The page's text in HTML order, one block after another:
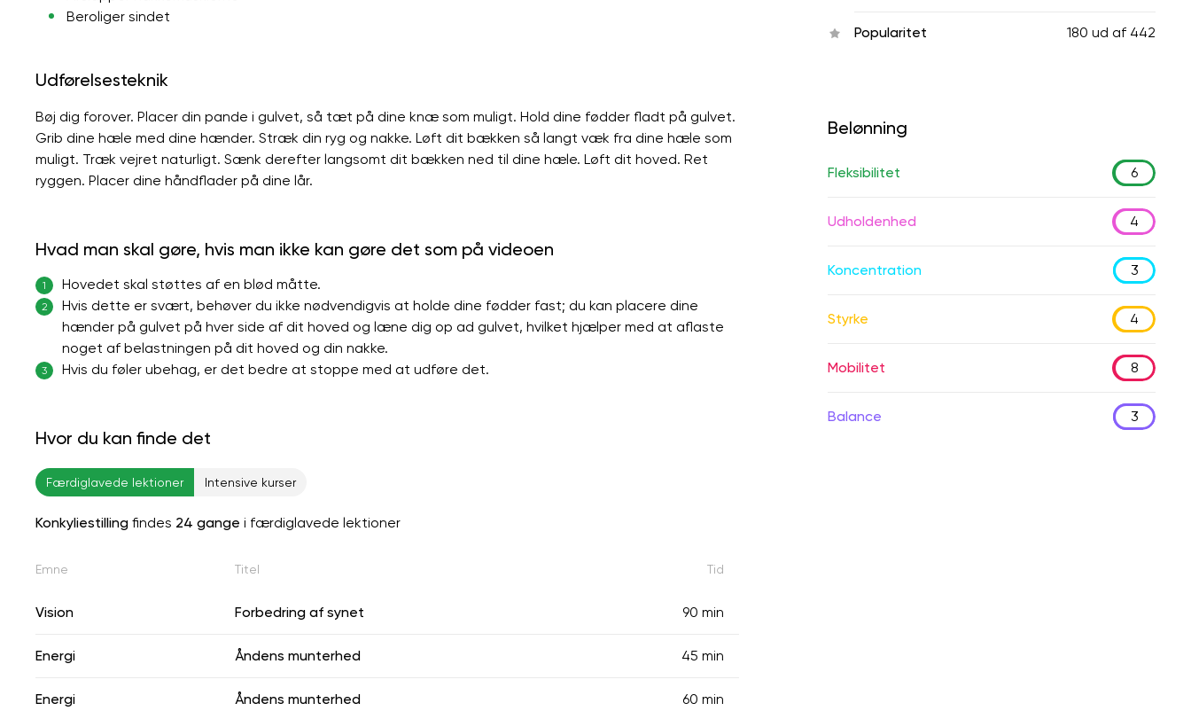
Beroliger sindet
Udførelsesteknik
Bøj dig forover. Placer din pande i gulvet, så tæt på dine knæ som muligt. Hold dine fødder fladt på gulvet.
Grib dine hæle med dine hænder. Stræk din ryg og nakke. Løft dit bækken så langt væk fra dine hæle som
muligt. Træk vejret naturligt. Sænk derefter langsomt dit bækken ned til dine hæle. Løft dit hoved. Ret
ryggen. Placer dine håndflader på dine lår.
Hvad man skal gøre, hvis man ikke kan gøre det som på videoen
1 Hovedet skal støttes af en blød måtte.
2
Hvis dette er svært, behøver du ikke nødvendigvis at holde dine fødder fast; du kan placere dine
hænder på gulvet på hver side af dit hoved og læne dig op ad gulvet, hvilket hjælper med at aflaste
noget af belastningen på dit hoved og din nakke.
3 Hvis du føler ubehag, er det bedre at stoppe med at udføre det.
Hvor du kan finde det
Færdiglavede lektioner Intensive kurser
Konkyliestilling findes 24 gange i færdiglavede lektioner
Emne Titel Tid
Vision Forbedring af synet 90 min
Energi Åndens munterhed 45 min
Energi Åndens munterhed 60 min
Popularitet 180 ud af 442
Belønning
Fleksibilitet 6
Udholdenhed 4
Koncentration 3
Styrke 4
Mobilitet 8
Balance 3